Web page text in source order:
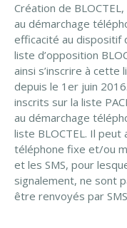
Création de
au démarchage
efficacité au dispositif
liste d’opposition
ainsi s’inscrire à
depuis le 1er juin
inscrits sur la liste
au démarchage
liste BLOCTEL. Il
téléphone fixe et/ou
et les SMS, pour
signalement, ne sont
être renvoyés par